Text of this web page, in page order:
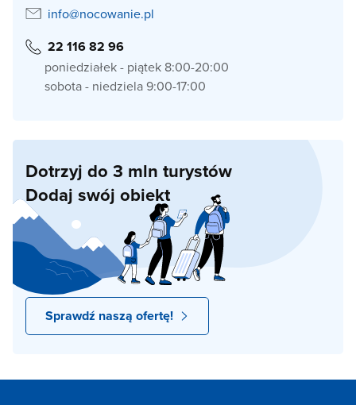
info@nocowanie.pl
22 116 82 96
poniedziałek - piątek 8:00-20:00
sobota - niedziela 9:00-17:00
Dotrzyj do 3 mln turystów
Dodaj swój obiekt
Sprawdź naszą ofertę!